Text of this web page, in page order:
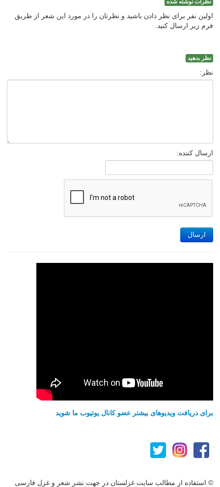
نظرات نوشته شده
اولین نفر برای نظر دادن باشید و نظرتان را در مورد این شعر از طریق
فرم زیر ارسال کنید.
نظر بدهید
نظر:
ارسال کننده:
ارسال
برای دریافت ویدیوهای بیشتر عضو کانال یوتیوب ما شوید
© استفاده از مطالب سایت غزلستان در جهت نشر شعر و غزل فارسی